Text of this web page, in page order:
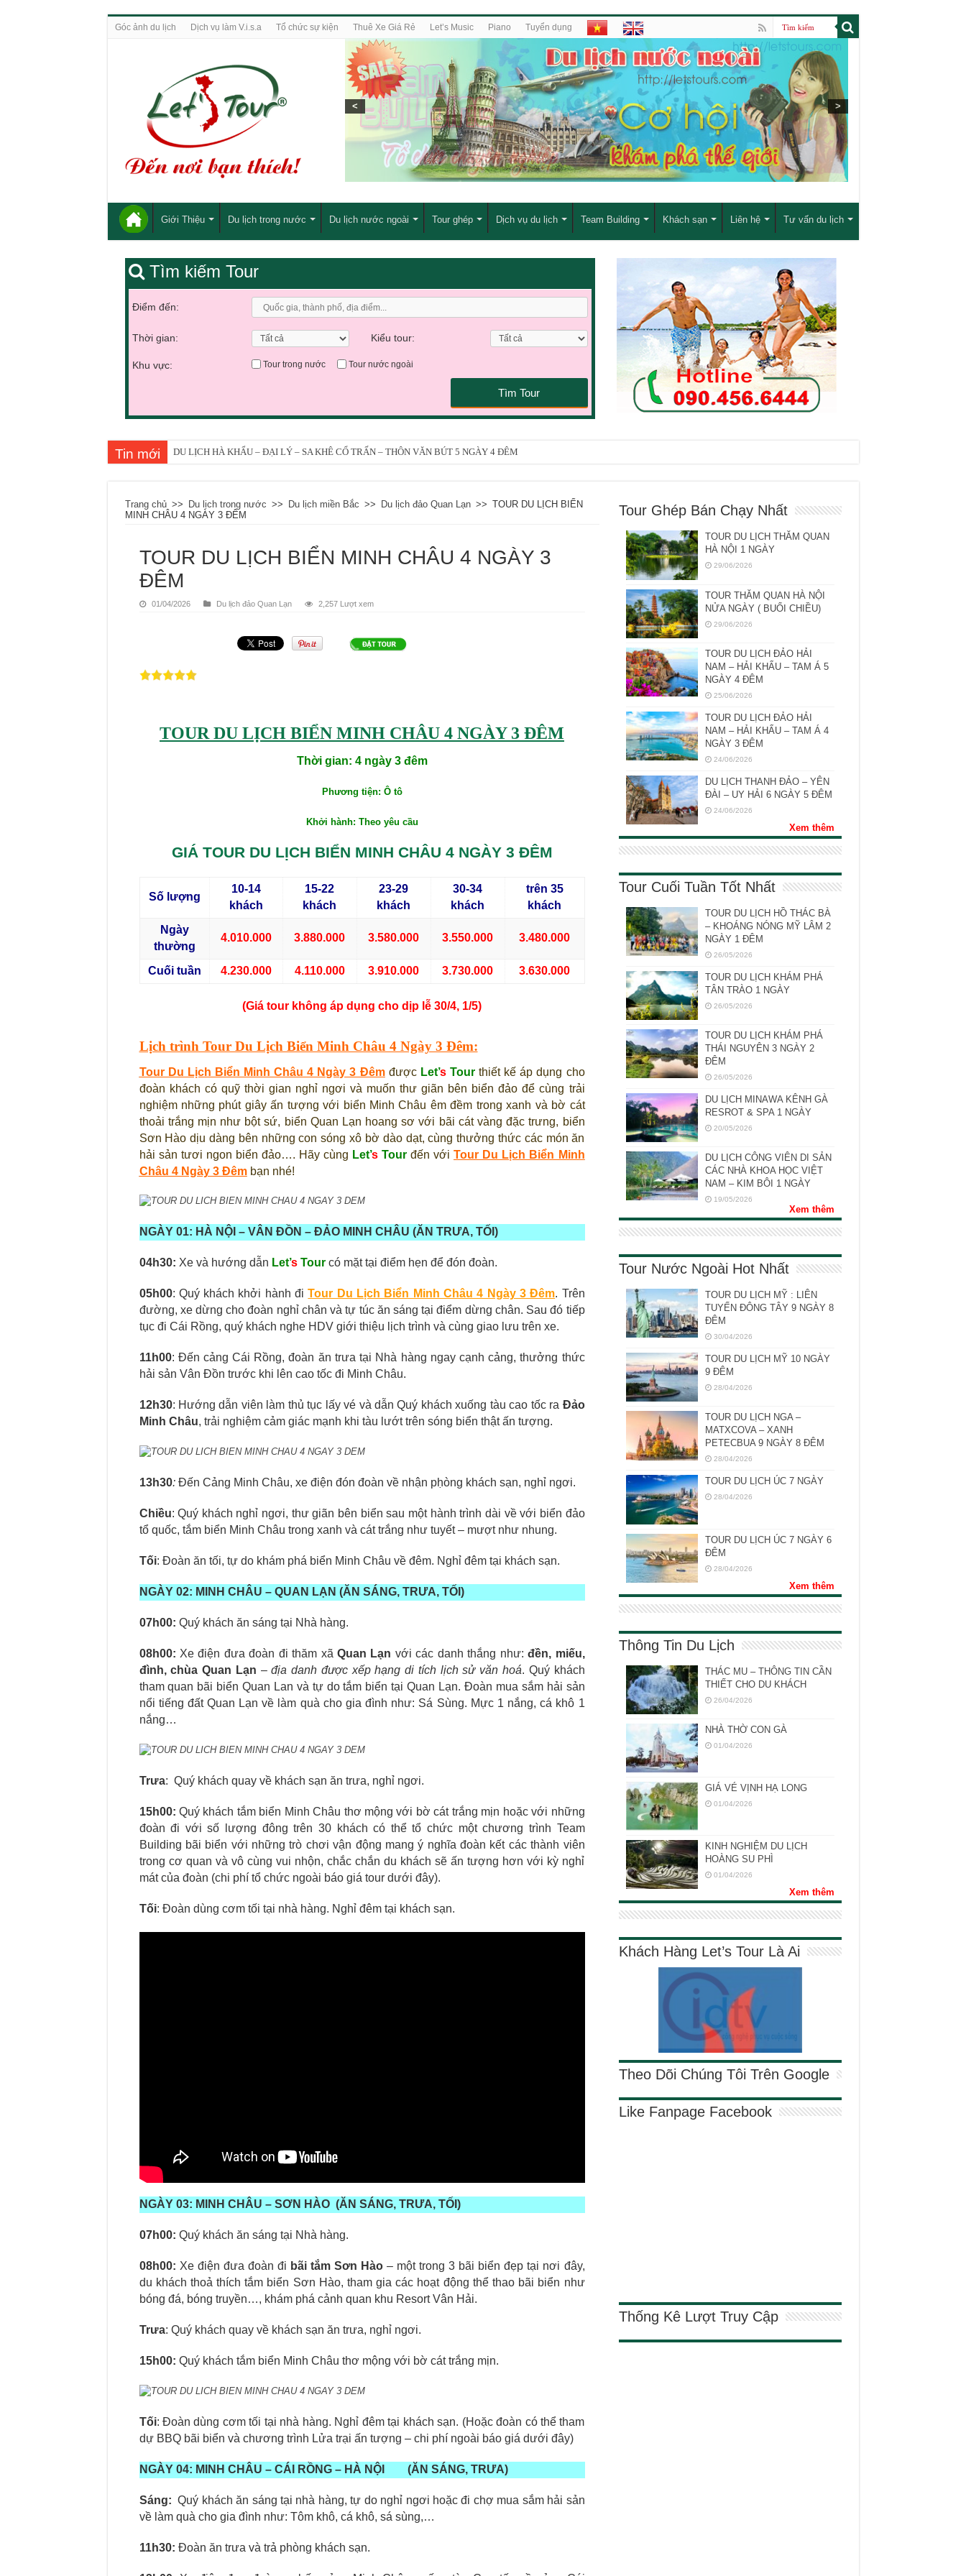
Góc ảnh du lịch Dịch vụ làm V.i.s.a Tổ chức sự kiện Thuê Xe Giá Rẻ Let’s Music Piano Tuyển dụng
< >
Giới Thiệu Du lịch trong nước Du lịch nước ngoài Tour ghép Dịch vụ du lịch Team Building Khách sạn Liên hệ Tư vấn du lịch
Tìm kiếm Tour
Điểm đến:
Thời gian: Kiểu tour:
Khu vực: Tour trong nước Tour nước ngoài
Tìm Tour
Tin mới DU LỊCH HÀ KHẨU – ĐẠI LÝ – SA KHÊ CỔ TRẤN – THÔN VĂN BÚT 5 NGÀY 4 ĐÊM
DU LỊCH CÔN MINH – ĐẠI HẢI THẢO SƠN – HỘI TRẠCH 4 NGÀY 3 ĐÊM
Trang chủ >> Du lịch trong nước >> Du lịch miền Bắc >> Du lịch đảo Quan Lạn >> TOUR DU LỊCH BIỂN
MINH CHÂU 4 NGÀY 3 ĐÊM
TOUR DU LỊCH BIỂN MINH CHÂU 4 NGÀY 3
ĐÊM
01/04/2026 Du lịch đảo Quan Lạn 2,257 Lượt xem
TOUR DU LỊCH BIỂN MINH CHÂU 4 NGÀY 3 ĐÊM
Thời gian: 4 ngày 3 đêm
Phương tiện: Ô tô
Khởi hành: Theo yêu cầu
GIÁ TOUR DU LỊCH BIỂN MINH CHÂU 4 NGÀY 3 ĐÊM
Số lượng
10-14
khách
15-22
khách
23-29
khách
30-34
khách
trên 35
khách
Ngày
thường
4.010.000 3.880.000 3.580.000 3.550.000 3.480.000
Cuối tuần 4.230.000 4.110.000 3.910.000 3.730.000 3.630.000
(Giá tour không áp dụng cho dịp lễ 30/4, 1/5)
Lịch trình Tour Du Lịch Biển Minh Châu 4 Ngày 3 Đêm:
Tour Du Lịch Biển Minh Châu 4 Ngày 3 Đêm được Let’sTourthiết kế áp dụng cho
đoàn khách có quỹ thời gian nghỉ ngơi và muốn thư giãn bên biển đảo để cùng trải
nghiệm những phút giây ấn tượng với biển Minh Châu êm đềm trong xanh và bờ cát
thoải trắng mịn như bột sứ, biển Quan Lạn hoang sơ với bãi cát vàng đặc trưng, biển
Sơn Hào dịu dàng bên những con sóng xô bờ dào dạt, cùng thưởng thức các món ăn
hải sản tươi ngon biển đảo…. Hãy cùng Let’s Tour đến vớiTour Du Lịch Biển Minh
Châu 4 Ngày 3 Đêmbạn nhé!
NGÀY 01: HÀ NỘI – VÂN ĐỒN – ĐẢO MINH CHÂU (ĂN TRƯA, TỐI)
04h30: Xe và hướng dẫn Let’sTourcó mặt tại điểm hẹn để đón đoàn.
05h00: Quý khách khởi hành điTour Du Lịch Biển Minh Châu 4 Ngày 3 Đêm. Trên
đường, xe dừng cho đoàn nghỉ chân và tự túc ăn sáng tại điểm dừng chân. Sau đó tiếp
tục đi Cái Rồng, quý khách nghe HDV giới thiệu lịch trình và cùng giao lưu trên xe.
11h00: Đến cảng Cái Rồng, đoàn ăn trưa tại Nhà hàng ngay cạnh cảng, thưởng thức
hải sản Vân Đồn trước khi lên cao tốc đi Minh Châu.
12h30: Hướng dẫn viên làm thủ tục lấy vé và dẫn Quý khách xuống tàu cao tốc ra Đảo
Minh Châu, trải nghiệm cảm giác mạnh khi tàu lướt trên sóng biển thật ấn tượng.
13h30:Đến Cảng Minh Châu, xe điện đón đoàn về nhận pḥòng khách sạn, nghỉ ngơi.
Chiều: Quý khách nghỉ ngơi, thư giãn bên biển sau một hành trình dài về với biển đảo
tổ quốc, tắm biển Minh Châu trong xanh và cát trắng như tuyết – mượt như nhung.
Tối: Đoàn ăn tối, tự do khám phá biển Minh Châu về đêm. Nghỉ đêm tại khách sạn.
NGÀY 02: MINH CHÂU – QUAN LẠN (ĂN SÁNG, TRƯA, TỐI)
07h00: Quý khách ăn sáng tại Nhà hàng.
08h00: Xe điện đưa đoàn đi thăm xã Quan Lạn với các danh thắng như:đền, miếu,
đ́ình, chùa Quan Lạn –địa danh được xếp hạng di tích lịch sử văn hoá. Quý khách
tham quan bãi biển Quan Lan và tự do tắm biển tại Quan Lạn. Đoàn mua sắm hải sản
nổi tiếng đất Quan Lạn về làm quà cho gia đình như: Sá Sùng. Mực 1 nắng, cá khô 1
nắng…
Trưa: Quý khách quay về khách sạn ăn trưa, nghỉ ngơi.
15h00: Quý khách tắm biển Minh Châu thơ mộng với bờ cát trắng mịn hoặc với những
đoàn đi với số lượng đông trên 30 khách có thể tổ chức một chương trình Team
Building bãi biển với những trò chơi vận động mang ý nghĩa đoàn kết các thành viên
trong cơ quan và vô cùng vui nhộn, chắc chắn du khách sẽ ấn tượng hơn với kỳ nghỉ
mát của đoàn (chi phí tổ chức ngoài báo giá tour dưới đây).
Tối: Đoàn dùng cơm tối tại nhà hàng. Nghỉ đêm tại khách sạn.
NGÀY 03: MINH CHÂU – SƠN HÀO (ĂN SÁNG, TRƯA, TỐI)
07h00: Quý khách ăn sáng tại Nhà hàng.
08h00: Xe điện đưa đoàn đi bãi tắm Sơn Hào – một trong 3 bãi biển đẹp tại nơi đây,
du khách thoả thích tắm biển Sơn Hào, tham gia các hoạt động thể thao bãi biển như
bóng đá, bóng truyền…, khám phá cảnh quan khu Resort Vân Hải.
Trưa: Quý khách quay về khách sạn ăn trưa, nghỉ ngơi.
15h00: Quý khách tắm biển Minh Châu thơ mộng với bờ cát trắng mịn.
Tối: Đoàn dùng cơm tối tại nhà hàng. Nghỉ đêm tại khách sạn. (Hoặc đoàn có thể tham
dự BBQ bãi biển và chương trình Lửa trại ấn tượng – chi phí ngoài báo giá dưới đây)
NGÀY 04: MINH CHÂU – CÁI RỒNG – HÀ NỘI (ĂN SÁNG, TRƯA)
Sáng:Quý khách ăn sáng tại nhà hàng, tự do nghỉ ngơi hoặc đi chợ mua sắm hải sản
về làm quà cho gia đình như: Tôm khô, cá khô, sá sùng,…
11h30: Đoàn ăn trưa và trả phòng khách sạn.
Tour Ghép Bán Chạy Nhất
TOUR DU LỊCH THĂM QUAN
HÀ NỘI 1 NGÀY
29/06/2026
TOUR THĂM QUAN HÀ NỘI
NỬA NGÀY ( BUỔI CHIỀU)
29/06/2026
TOUR DU LỊCH ĐẢO HẢI
NAM – HẢI KHẨU – TAM Á 5
NGÀY 4 ĐÊM
25/06/2026
TOUR DU LỊCH ĐẢO HẢI
NAM – HẢI KHẨU – TAM Á 4
NGÀY 3 ĐÊM
24/06/2026
DU LỊCH THANH ĐẢO – YÊN
ĐÀI – UY HẢI 6 NGÀY 5 ĐÊM
24/06/2026
Xem thêm
Tour Cuối Tuần Tốt Nhất
TOUR DU LỊCH HỒ THÁC BÀ
– KHOÁNG NÓNG MỸ LÂM 2
NGÀY 1 ĐÊM
26/05/2026
TOUR DU LỊCH KHÁM PHÁ
TÂN TRÀO 1 NGÀY
26/05/2026
TOUR DU LỊCH KHÁM PHÁ
THÁI NGUYÊN 3 NGÀY 2
ĐÊM
26/05/2026
DU LỊCH MINAWA KÊNH GÀ
RESROT & SPA 1 NGÀY
20/05/2026
DU LỊCH CÔNG VIÊN DI SẢN
CÁC NHÀ KHOA HỌC VIỆT
NAM – KIM BÔI 1 NGÀY
19/05/2026
Xem thêm
Tour Nước Ngoài Hot Nhất
TOUR DU LỊCH MỸ : LIÊN
TUYẾN ĐÔNG TÂY 9 NGÀY 8
ĐÊM
30/04/2026
TOUR DU LỊCH MỸ 10 NGÀY
9 ĐÊM
28/04/2026
TOUR DU LỊCH NGA –
MATXCOVA – XANH
PETECBUA 9 NGÀY 8 ĐÊM
28/04/2026
TOUR DU LỊCH ÚC 7 NGÀY
28/04/2026
TOUR DU LỊCH ÚC 7 NGÀY 6
ĐÊM
28/04/2026
Xem thêm
Thông Tin Du Lịch
THÁC MU – THÔNG TIN CẦN
THIẾT CHO DU KHÁCH
26/04/2026
NHÀ THỜ CON GÀ
01/04/2026
GIÁ VÉ VỊNH HẠ LONG
01/04/2026
KINH NGHIỆM DU LỊCH
HOÀNG SU PHÌ
01/04/2026
Xem thêm
Khách Hàng Let’s Tour Là Ai
Theo Dõi Chúng Tôi Trên Google